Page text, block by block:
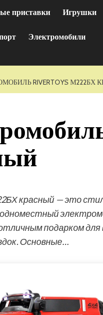
приставки Игрушки
Электромобили
RIVERTOYS М222БХ
красный — это
подарком для
Основные…